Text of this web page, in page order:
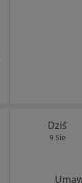
Dziś
9 Sie